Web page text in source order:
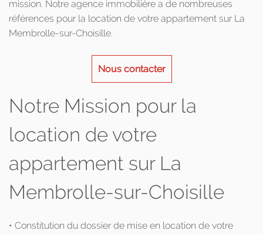
mission. Notre agence immobilière a de nombreuses
références pour la location de votre appartement sur La
Membrolle-sur-Choisille.
Nous contacter
Notre Mission pour la
location de votre
appartement sur La
Membrolle-sur-Choisille
• Constitution du dossier de mise en location de votre